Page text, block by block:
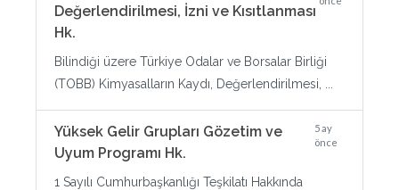
Değerlendirilmesi, İzni ve Kısıtlanması
Hk.
Bilindiği üzere Türkiye Odalar ve Borsalar Birliği
(TOBB) Kimyasalların Kaydı, Değerlendirilmesi, ...
Yüksek Gelir Grupları Gözetim ve
Uyum Programı Hk.
5 ay
önce
1 Sayılı Cumhurbaşkanlığı Teşkilatı Hakkında